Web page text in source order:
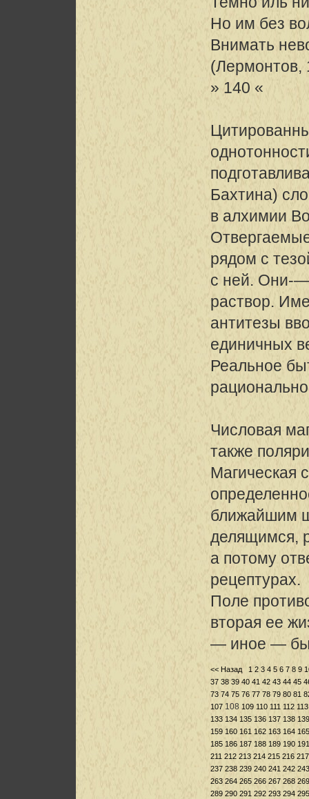
Но им без
Внимать
(Лермонтов,
» 140 «
Бахтина)
в алхимии
рядом с
с ней. Они-
раствор.
антитезы
единичных
Реальное
Числовая
также
Магическая
ближайшим
делящимся,
а потому
рецептурах.
Поле
вторая ее
— иное —
<< Назад 1 2 3 4 5 6 7 8 9
37 38 39 40 41 42 43 44 45
73 74 75 76 77 78 79 80 81
107 108 109 110 111 112 113
133 134 135 136 137 138 139
159 160 161 162 163 164 165
185 186 187 188 189 190 191
211 212 213 214 215 216 217
237 238 239 240 241 242 243
263 264 265 266 267 268 269
289 290 291 292 293 294 295